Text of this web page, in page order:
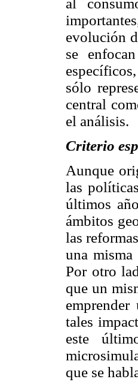
evolución
se
sólo
central
el análisis.
Criterio
Aunque
las
últimos
ámbitos
las
una
Por otro
que un
tales
este
que se